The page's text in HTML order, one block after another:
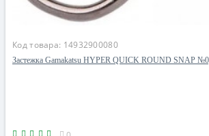
Код товара: 14932900080
Застежка Gamakatsu HYPER QUICK ROUND SNAP